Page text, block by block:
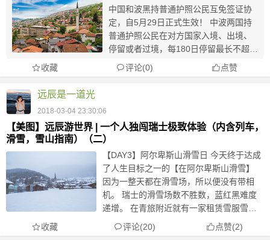
中国和波黑持普通护照公民互免签证协
定，自5月29日正式生效！ 中波两国持
普通护照公民在对方国家入境、出境、
停留或者过境，每180日停留最长不超过
90日，免办签证。 如在对方国家每180
日停留超过90日，或学习、工作、从事
收藏 评论(0) 点赞
远辰是一道光
2018-03-04 23:30:06
【美图】远辰游世界 | 一个人独闯瑞士极致体验（内含列车，
滑雪，雪山指南）（二）
【DAY3】阿尔卑斯山滑雪日 今天终于达成
了人生目标之一的【在阿尔卑斯山滑雪】
因为一整天都在滑雪场，所以便没有带相
机。 瑞士的滑雪场数不胜数，蓝红黑难度
递增。 在青旅附近就有一家租赁雪服雪具
的户外商店，并且在附近有直达Lauterbrun
nen的滑雪巴士（一天仅一班），可以再凭
收藏 评论(20) 点赞(2)